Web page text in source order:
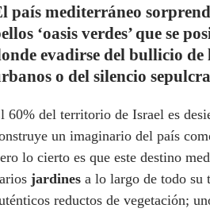
país mediterráneo
‘oasis verdes’ que se
evadirse del bullicio de
o del silencio
60% del territorio de Israel es
un imaginario del país
lo cierto es que este destino
jardines a lo largo de todo su
reductos de vegetación;